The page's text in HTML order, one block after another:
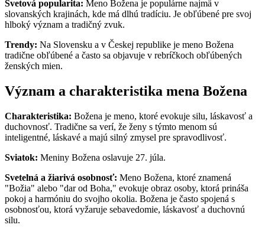
Svetová popularita: Meno Božena je populárne najmä v
slovanských krajinách, kde má dlhú tradíciu. Je obľúbené pre svoj
hlboký význam a tradičný zvuk.
Trendy: Na Slovensku a v Českej republike je meno Božena
tradične obľúbené a často sa objavuje v rebríčkoch obľúbených
ženských mien.
Význam a charakteristika mena Božena
Charakteristika: Božena je meno, ktoré evokuje silu, láskavosť a
duchovnosť. Tradične sa verí, že ženy s týmto menom sú
inteligentné, láskavé a majú silný zmysel pre spravodlivosť.
Sviatok: Meniny Božena oslavuje 27. júla.
Svetelná a žiarivá osobnosť: Meno Božena, ktoré znamená
"Božia" alebo "dar od Boha," evokuje obraz osoby, ktorá prináša
pokoj a harmóniu do svojho okolia. Božena je často spojená s
osobnosťou, ktorá vyžaruje sebavedomie, láskavosť a duchovnú
silu.